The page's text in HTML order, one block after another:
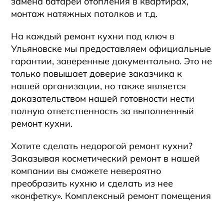
монтаж натяжных потолков и т.д.
На каждый ремонт кухни под ключ в
Ульяновске мы предоставляем официальные
гарантии, заверенные документально. Это не
только повышает доверие заказчика к
нашей организации, но также является
доказательством нашей готовности нести
полную ответственность за выполненный
ремонт кухни.
Хотите сделать недорогой ремонт кухни?
Заказывая косметический ремонт в нашей
компании вы сможете невероятно
преобразить кухню и сделать из нее
«конфетку». Комплексный ремонт помещения